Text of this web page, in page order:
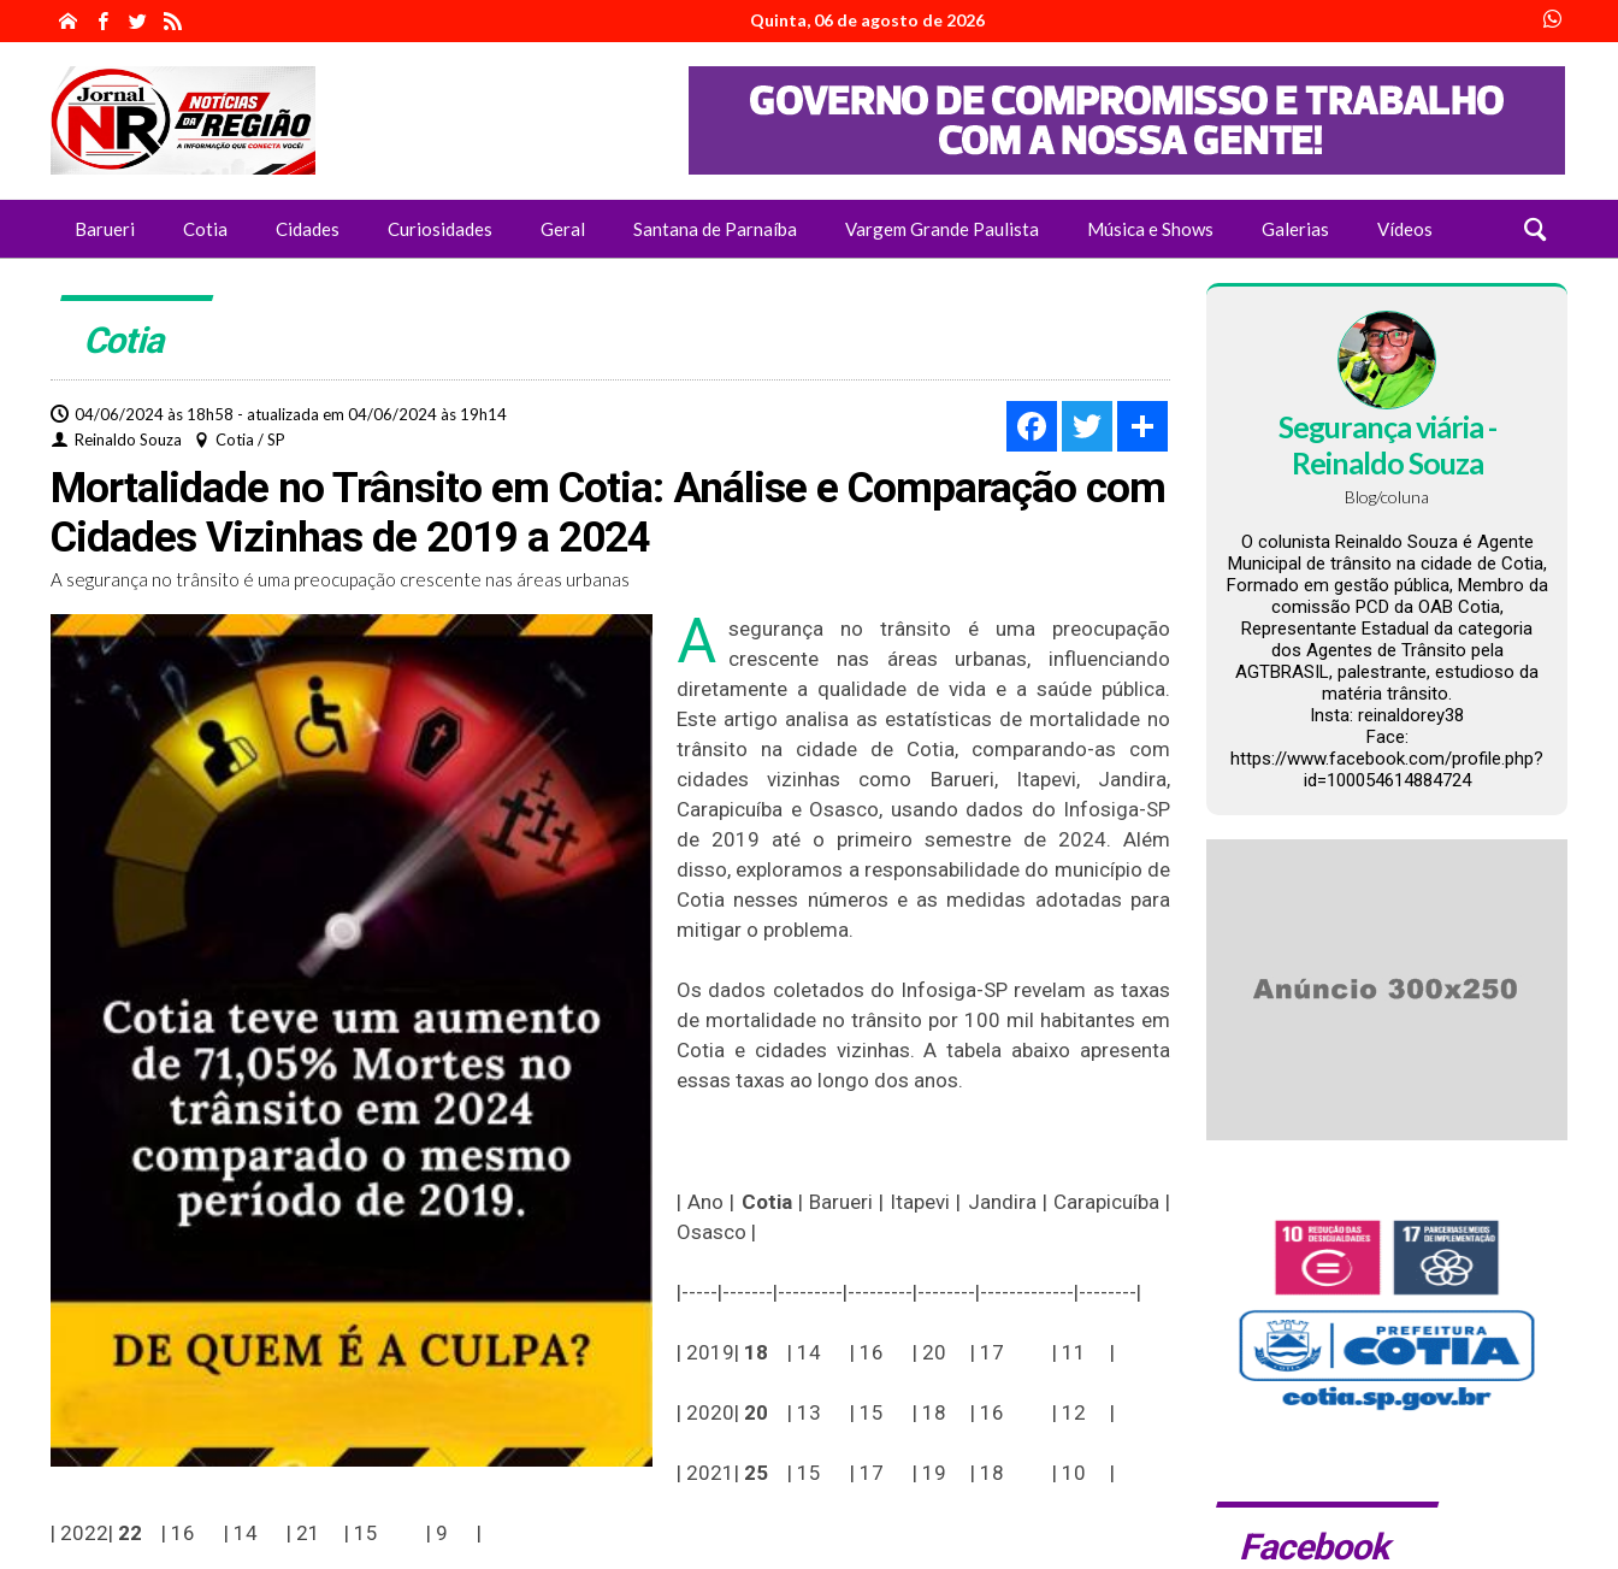
Quinta, 06 de agosto de 2026
Barueri Cotia Cidades Curiosidades Geral Santana de Parnaíba Vargem Grande Paulista Música e Shows Galerias Vídeos
Cotia
04/06/2024 às 18h58 - atualizada em 04/06/2024 às 19h14
Reinaldo Souza
Cotia / SP
FacebookTwitter
Mortalidade no Trânsito em Cotia: Análise e Comparação com
Cidades Vizinhas de 2019 a 2024
A segurança no trânsito é uma preocupação crescente nas áreas urbanas
A segurança no trânsito é uma preocupação
crescente nas áreas urbanas, influenciando
diretamente a qualidade de vida e a saúde pública.
Este artigo analisa as estatísticas de mortalidade no
trânsito na cidade de Cotia, comparando-as com
cidades vizinhas como Barueri, Itapevi, Jandira,
Carapicuíba e Osasco, usando dados do Infosiga-SP
de 2019 até o primeiro semestre de 2024. Além
disso, exploramos a responsabilidade do município de
Cotia nesses números e as medidas adotadas para
mitigar o problema.
Os dados coletados do Infosiga-SP revelam as taxas
de mortalidade no trânsito por 100 mil habitantes em
Cotia e cidades vizinhas. A tabela abaixo apresenta
essas taxas ao longo dos anos.
| Ano | Cotia| Barueri | Itapevi | Jandira | Carapicuíba |
Osasco |
|-----|-------|---------|---------|--------|-------------|--------|
| 2019| 18 | 14 | 16 | 20 | 17 | 11 |
| 2020| 20 | 13 | 15 | 18 | 16 | 12 |
| 2021| 25 | 15 | 17 | 19 | 18 | 10 |
| 2022| 22 | 16 | 14 | 21 | 15 | 9 |
Segurança viária -
Reinaldo Souza
Blog/coluna
O colunista Reinaldo Souza é Agente
Municipal de trânsito na cidade de Cotia,
Formado em gestão pública, Membro da
comissão PCD da OAB Cotia,
Representante Estadual da categoria
dos Agentes de Trânsito pela
AGTBRASIL, palestrante, estudioso da
matéria trânsito.
Insta: reinaldorey38
Face:
https://www.facebook.com/profile.php?
id=100054614884724
Facebook